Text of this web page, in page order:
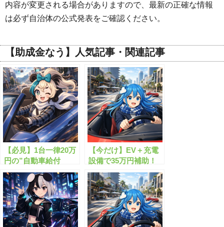
内容が変更される場合がありますので、最新の正確な情報
は必ず自治体の公式発表をご確認ください。
【助成金なう】人気記事・関連記事
【必見】1台一律20万
円の”自動車給付
金”が貰えます！
【今だけ】EV＋充電
設備で35万円補助！